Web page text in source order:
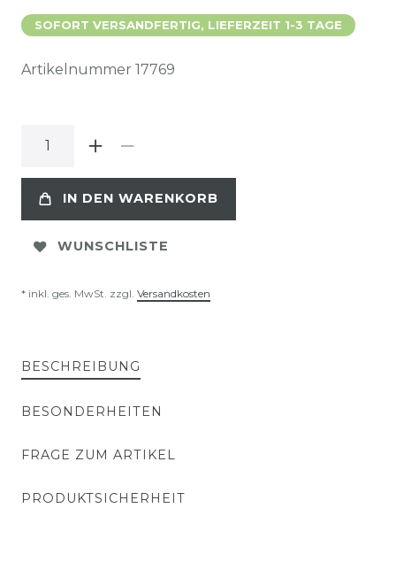
SOFORT VERSANDFERTIG, LIEFERZEIT 1-3 TAGE
Artikelnummer 17769
IN DEN WARENKORB
WUNSCHLISTE
* inkl. ges. MwSt. zzgl. Versandkosten
BESCHREIBUNG
BESONDERHEITEN
FRAGE ZUM ARTIKEL
PRODUKTSICHERHEIT